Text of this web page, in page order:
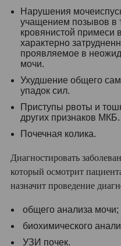
Нарушения
учащением позывов в
кровянистой примеси
характерно
проявляемое в
мочи.
Ухудшение общего
упадок сил.
Приступы рвоты и
других признаков МКБ.
Почечная колика.
Диагностировать
который осмотрит
назначит проведение
общего анализа мочи;
биохимического
УЗИ почек.